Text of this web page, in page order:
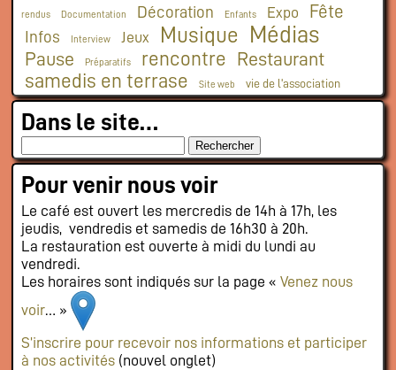
rendus Documentation Décoration Enfants Expo Fête
Infos Interview Jeux Musique Médias
Pause Préparatifs rencontre Restaurant
samedis en terrase Site web vie de l'association
Dans le site…
Pour venir nous voir
Le café est ouvert les mercredis de 14h à 17h, les
jeudis, vendredis et samedis de 16h30 à 20h.
La restauration est ouverte à midi du lundi au
vendredi.
Les horaires sont indiqués sur la page « Venez nous
voir… »
S’inscrire pour recevoir nos informations et participer
à nos activités(nouvel onglet)